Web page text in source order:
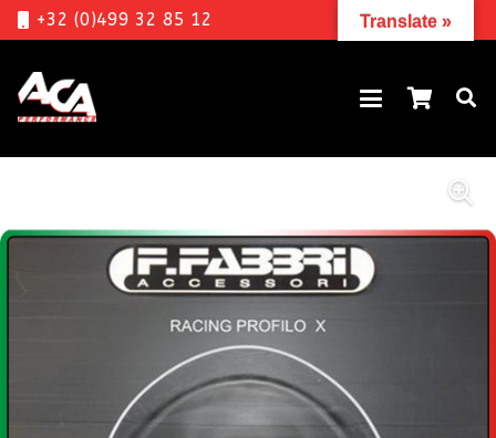
+32 (0)499 32 85 12 Translate »